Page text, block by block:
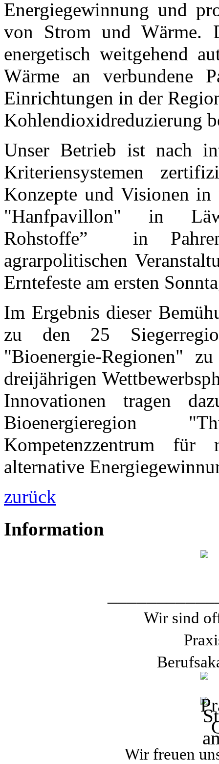
Energiegewinnung und
von Strom und Wärme.
energetisch weitgehend
Wärme an verbundene
Einrichtungen in der
Kohlendioxidreduzierung
Unser Betrieb ist nach
Kriteriensystemen
Konzepte und Visionen in
"Hanfpavillon" in
Rohstoffe” in
agrarpolitischen
Erntefeste am ersten
Im Ergebnis dieser
zu den 25
"Bioenergie-Regionen"
dreijährigen
Innovationen tragen
Bioenergieregion
Kompetenzzentrum für
alternative
zurück
Information
Wir sind
Wir freuen